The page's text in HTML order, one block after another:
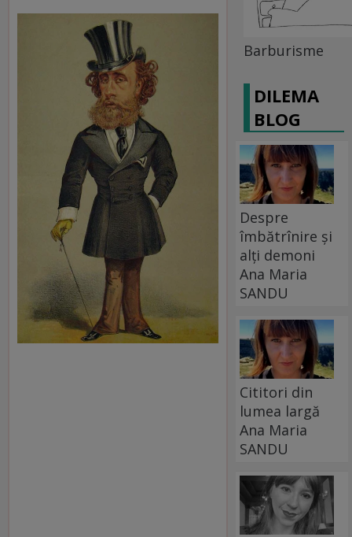
Barburisme
DILEMA
BLOG
Despre
îmbătrînire și
alți demoni
Ana Maria
SANDU
Cititori din
lumea largă
Ana Maria
SANDU